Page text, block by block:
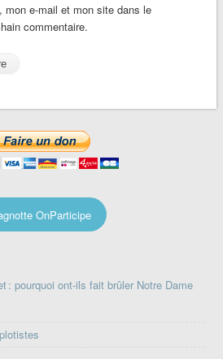
mon e-mail et mon site dans le
commentaire.
OnParticipe
: pourquoi ont-ils fait brûler Notre Dame